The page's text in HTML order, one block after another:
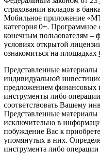
страховании вкладов в
Мобильное приложение
категория 0+. Программное
конечным пользователям –
условиях открытой
ознакомиться на площадках
Представленные
индивидуальной
предложением финансовых
инструменты либо
соответствовать Вашему
Представленные
исключительно в
побуждение Вас к
упомянутых в них.
инструмента либо